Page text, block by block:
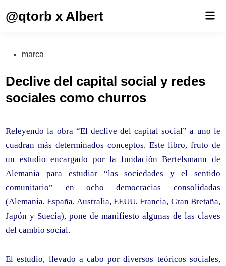
@qtorb x Albert
Publicado
marca
Declive del capital social y redes
sociales como churros
Releyendo la obra “El declive del capital social” a uno le
cuadran más determinados conceptos. Este libro, fruto de
un estudio encargado por la fundación Bertelsmann de
Alemania para estudiar “las sociedades y el sentido
comunitario” en ocho democracias consolidadas
(Alemania, España, Australia, EEUU, Francia, Gran Bretaña,
Japón y Suecia), pone de manifiesto algunas de las claves
del cambio social.
El estudio, llevado a cabo por diversos teóricos sociales,